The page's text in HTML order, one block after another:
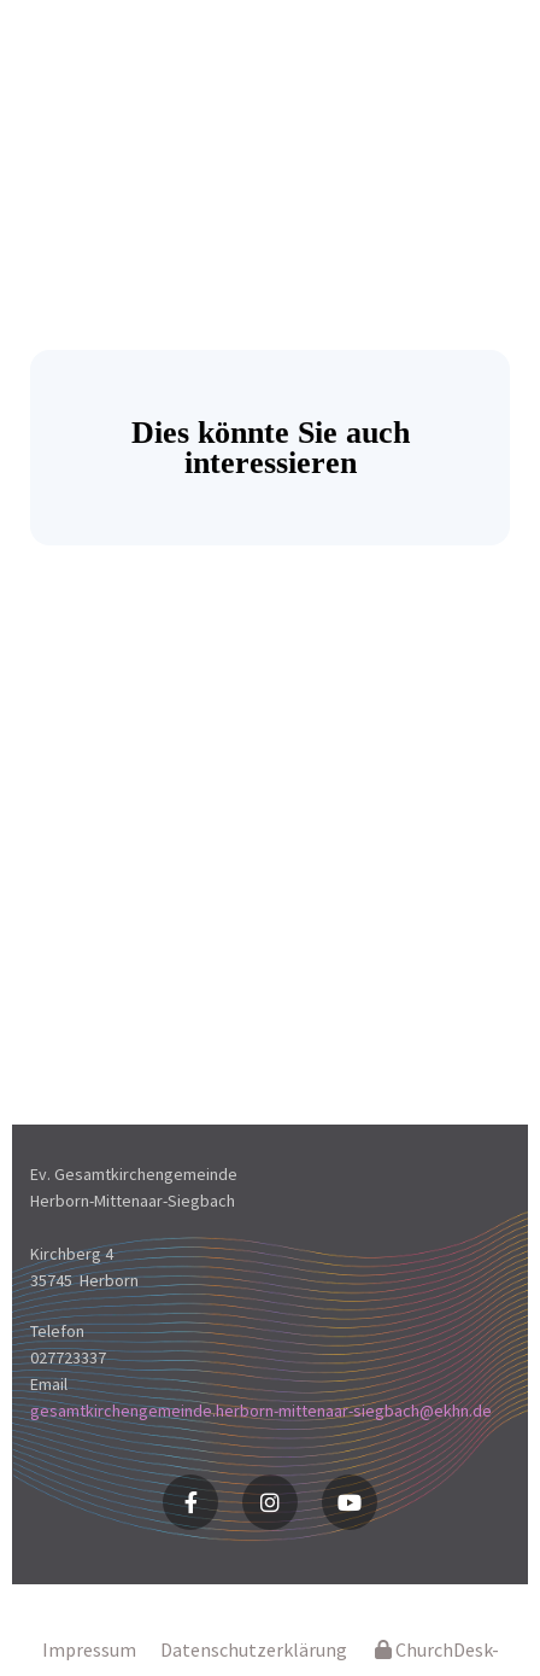
Dies könnte Sie auch
interessieren
Ev. Gesamtkirchengemeinde
Herborn-Mittenaar-Siegbach
Kirchberg 4
35745 Herborn
Telefon
027723337
Email
gesamtkirchengemeinde.herborn-mittenaar-siegbach@ekhn.de
Impressum Datenschutzerklärung
ChurchDesk-